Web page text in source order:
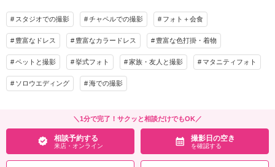
その他含むもの
スタジオシーン利用（3シーン）
相談予約する
来店・オンライン
撮影日の空き
を確認する
撮影料 新婦衣装2着
着付け ヘアメイク
アルバム 18P データ 150カット 台紙付写真
衣装追加 会食 挙式
家族と撮影 家族用衣装レンタル
アルバム掲載写真【美肌補正・体型補正・レタッチ制作付き】・装飾小物ご利用可・
スタジオ5シーン撮影・新婦ヘアメイクチェンジ・2つ折り台紙アルバム×2冊・プレミ
アムブーケ
スタジオでの撮影 チャペルでの撮影 フォト＋会食
豊富なドレス 豊富なカラードレス 豊富な色打掛・着物
ペットと撮影 挙式フォト 家族・友人と撮影 マタニティフォト
ソロウエディング 海での撮影
＼1分で完了！サクッと相談だけでもOK／
相談予約する
来店・オンライン
撮影日の空き
を確認する